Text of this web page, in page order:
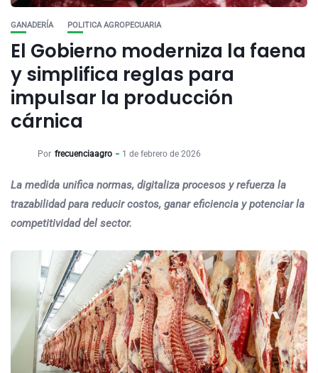
GANADERÍA POLITICA AGROPECUARIA
El Gobierno moderniza la faena
y simplifica reglas para
impulsar la producción
cárnica
Por frecuenciaagro 1 de febrero de 2026
La medida unifica normas, digitaliza procesos y refuerza la
trazabilidad para reducir costos, ganar eficiencia y potenciar la
competitividad del sector.